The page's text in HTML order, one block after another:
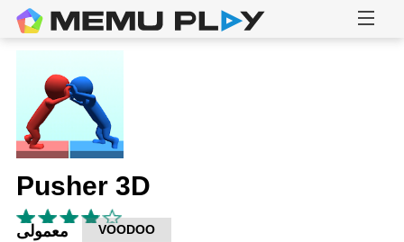
Pusher 3D
معمولی VOODOO